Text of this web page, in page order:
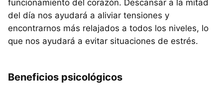
funcionamiento del corazón. Descansar a la mitad
del día nos ayudará a aliviar tensiones y
encontrarnos más relajados a todos los niveles, lo
que nos ayudará a evitar situaciones de estrés.
Beneficios psicológicos